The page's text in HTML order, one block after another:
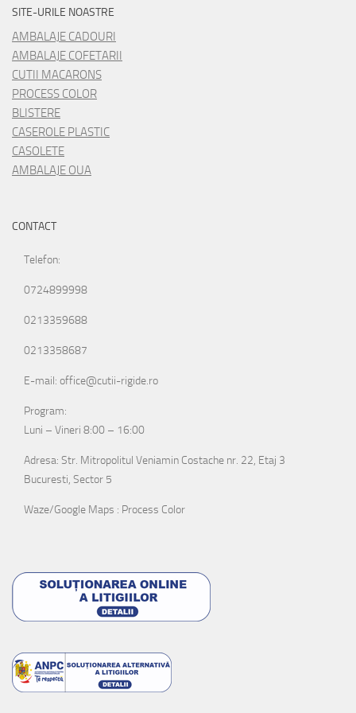
SITE-URILE NOASTRE
AMBALAJE CADOURI
AMBALAJE COFETARII
CUTII MACARONS
PROCESS COLOR
BLISTERE
CASEROLE PLASTIC
CASOLETE
AMBALAJE OUA
CONTACT
Telefon:
0724899998
0213359688
0213358687
E-mail: office@cutii-rigide.ro
Program:
Luni – Vineri 8:00 – 16:00
Adresa: Str. Mitropolitul Veniamin Costache nr. 22, Etaj 3
Bucuresti, Sector 5
Waze/Google Maps : Process Color